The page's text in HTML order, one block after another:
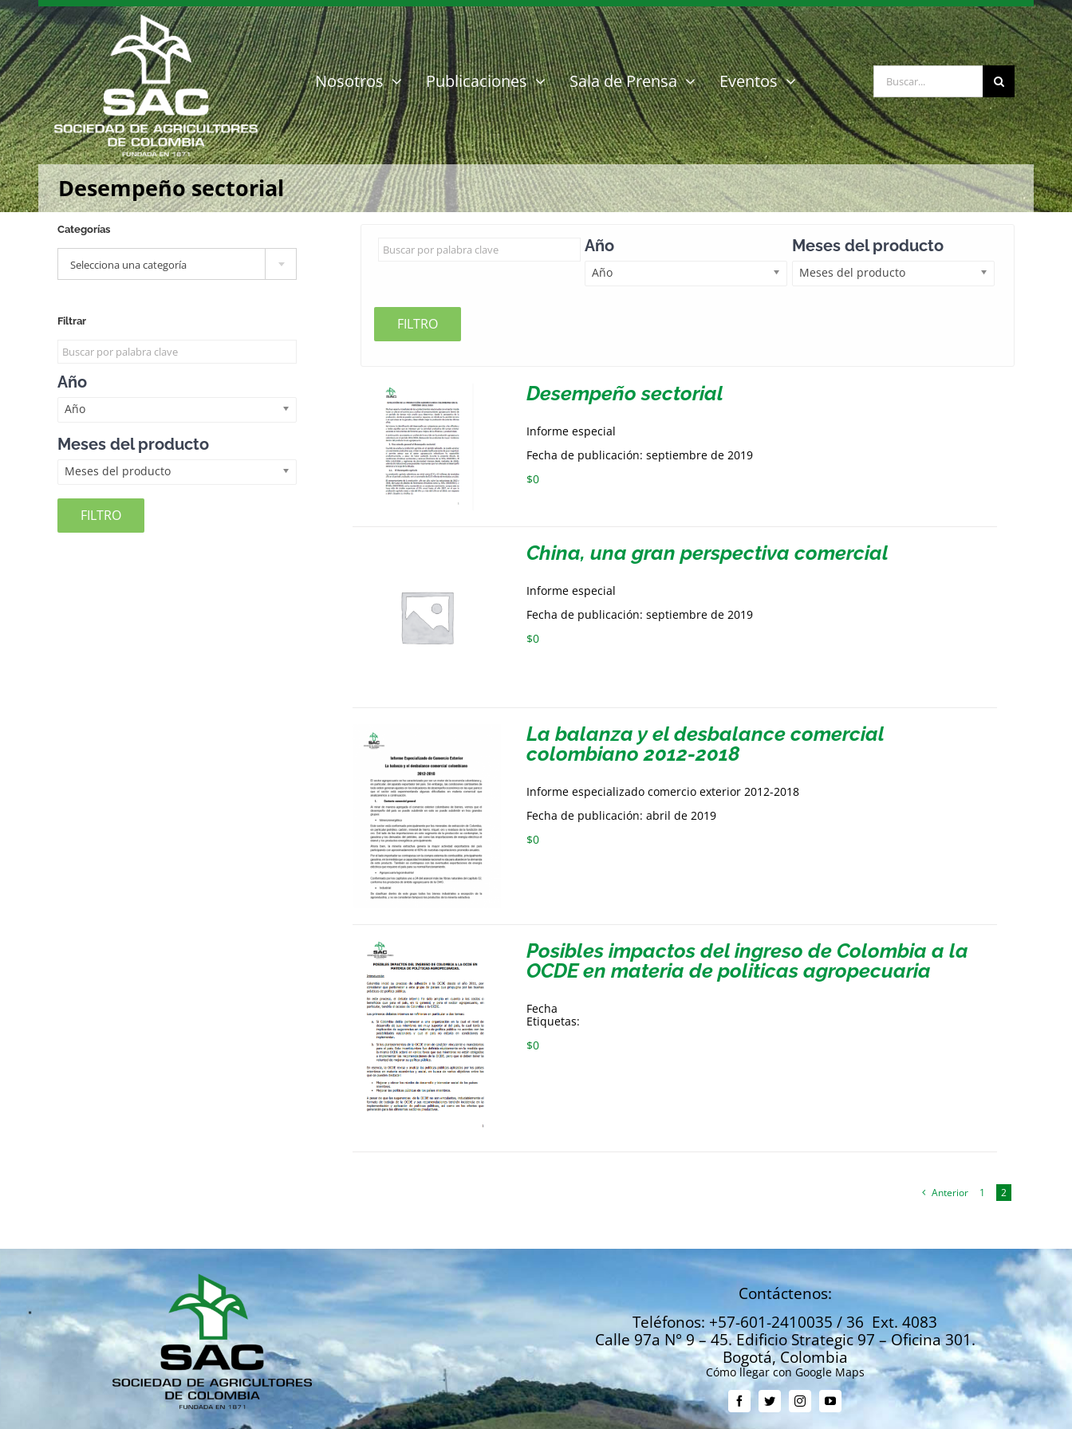
Saltar
al
contenido
Nosotros Publicaciones Sala de Prensa Eventos Buscar:
Desempeño sectorial
Año
Año
Meses del producto
Meses del producto
FILTRO
Desempeño sectorial
Informe especial
Fecha de publicación: septiembre de 2019
$0
China, una gran perspectiva comercial
Informe especial
Fecha de publicación: septiembre de 2019
$0
La balanza y el desbalance comercial
colombiano 2012-2018
Informe especializado comercio exterior 2012-2018
Fecha de publicación: abril de 2019
$0
Posibles impactos del ingreso de Colombia a la
OCDE en materia de politicas agropecuaria
Fecha
Etiquetas:
$0
Anterior 1 2
Categorías
Selecciona una categoría
Filtrar
Año
Año
Meses del producto
Meses del producto
FILTRO
Contáctenos:
Teléfonos: +57-601-2410035 / 36 Ext. 4083
Calle 97a N° 9 – 45. Edificio Strategic 97 – Oficina 301.
Bogotá, Colombia
Cómo llegar con Google Maps